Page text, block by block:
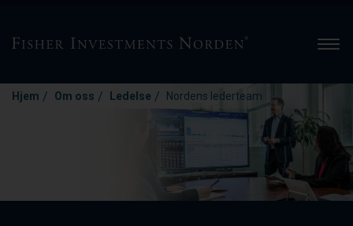
Hjem / Om oss / Ledelse / Nordens lederteam